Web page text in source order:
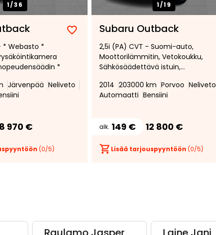
1/36
Lisää
suosikiksi
Poista
suosikeista
* Webasto *
*
Järvenpää Neliveto
970 €
(0/5)
1/19
Subaru Outback
2,5i (PA) CVT - Suomi-auto,
Moottorilämmitin, Vetokoukku,
Sähkösäädettävä istuin,
ilmastointi
2014 203000 km Porvoo Neliveto
Automaatti Bensiini
alk. 149 € 12 800 €
Lisää tarjouspyyntöön (0/5)